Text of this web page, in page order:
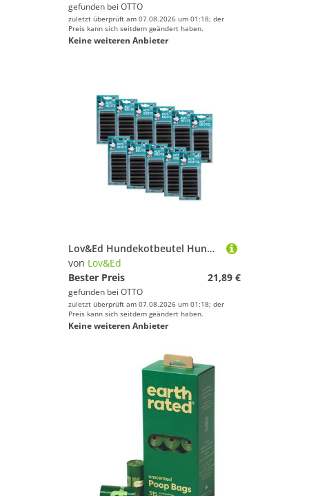
gefunden bei OTTO
zuletzt überprüft am 07.08.2026 um 01:18; der
Preis kann sich seitdem geändert haben.
Keine weiteren Anbieter
Lov&Ed Hundekotbeutel Hunde-Kotbeutel, 4x20 Stück, schwarz, 11 Packungen
von Lov&Ed
Bester Preis
21,89 €
gefunden bei OTTO
zuletzt überprüft am 07.08.2026 um 01:18; der
Preis kann sich seitdem geändert haben.
Keine weiteren Anbieter